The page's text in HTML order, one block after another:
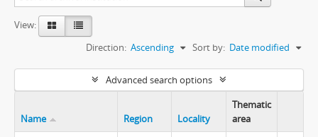
View:
Sort by: Date modified
Direction: Ascending
Advanced search options
Name Region Locality
Thematic
area